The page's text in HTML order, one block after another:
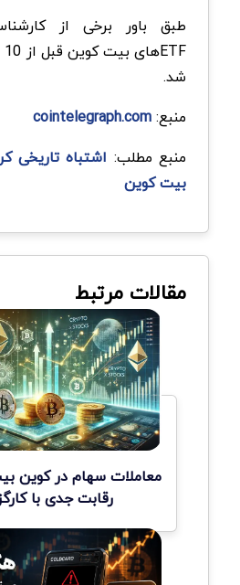
طبق باور برخی از
شد.
منبع:cointelegraph.com
منبع مطلب:
بیت کوین
مقالات مرتبط
معاملات سهام در کوین
رقابت جدی با